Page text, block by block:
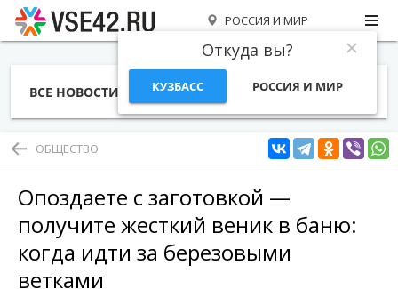
РОССИЯ И МИР
Откуда вы?
КУЗБАСС РОССИЯ И МИР
ВСЕ НОВОСТИ СТАТЬИ ТЕМЫ ФОТО
ОБЩЕСТВО
Опоздаете с заготовкой —
получите жесткий веник в баню:
когда идти за березовыми
ветками